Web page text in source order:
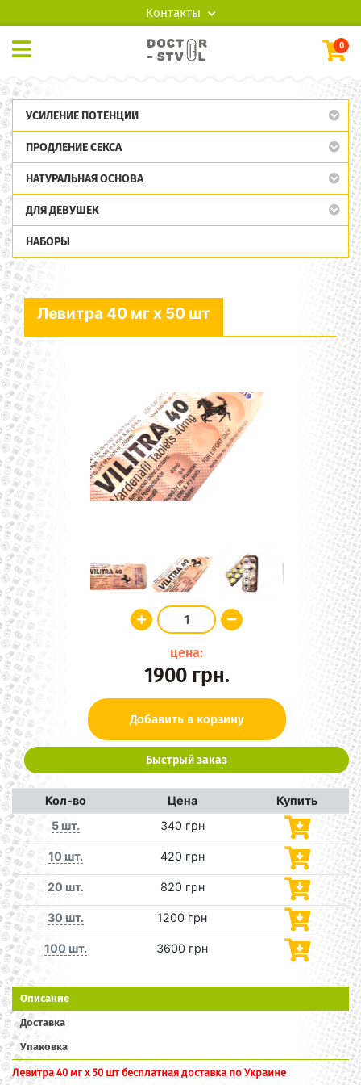
Контакты
0
УСИЛЕНИЕ ПОТЕНЦИИ
ПРОДЛЕНИЕ СЕКСА
НАТУРАЛЬНАЯ ОСНОВА
ДЛЯ ДЕВУШЕК
НАБОРЫ
Левитра 40 мг x 50 шт
Кол-во Цена
Купить
5 шт.
340 грн
10 шт. 420 грн
20 шт. 820 грн
30 шт. 1200 грн
100 шт. 3600 грн
Описание
Доставка
Упаковка
Левитра 40 мг x 50 шт бесплатная доставка по Украине
цена:
1900грн.
Добавить в корзину
Быстрый заказ